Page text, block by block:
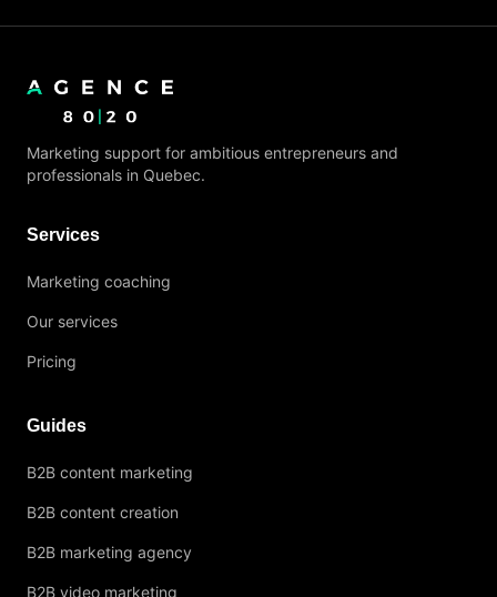
Marketing support for ambitious entrepreneurs and
professionals in Quebec.
Services
Marketing coaching
Our services
Pricing
Guides
B2B content marketing
B2B content creation
B2B marketing agency
B2B video marketing